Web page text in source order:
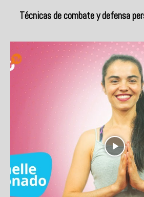
Técnicas de combate y defensa